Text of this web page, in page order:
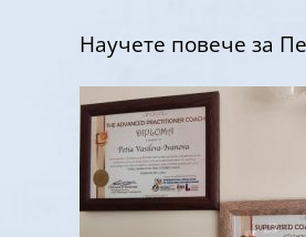
Научете повече за